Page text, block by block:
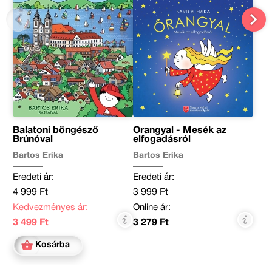
Balatoni böngésző
Brúnóval
Bartos Erika
Eredeti ár:
4 999 Ft
Kedvezményes ár:
3 499 Ft
Kosárba
Őrangyal - Mesék az
elfogadásról
Bartos Erika
Eredeti ár:
3 999 Ft
Online ár:
3 279 Ft